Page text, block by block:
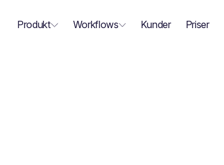
Produkt Workflows Kunder Priser